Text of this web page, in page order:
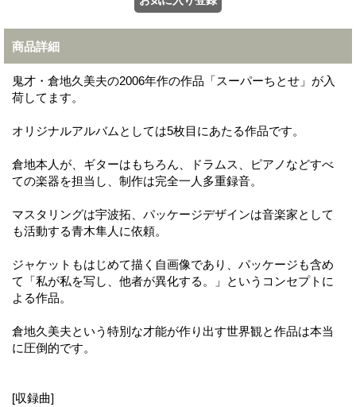
商品詳細
鬼才・倉地久美夫の2006年作の作品「スーパーちとせ」が入
荷してます。
オリジナルアルバムとしては5枚目にあたる作品です。
倉地本人が、ギターはもちろん、ドラムス、ピアノなどすべ
ての楽器を担当し、制作は完全一人多重録音。
マスタリングは宇波拓、パッケージデザインは音楽家として
も活動する青木隼人に依頼。
ジャケットもはじめて描く自画像であり、パッケージも含め
て「私が私を写し、他者が異化する。」というコンセプトに
よる作品。
倉地久美夫という特別な才能が作り出す世界観と作品は本当
に圧倒的です。
[収録曲]